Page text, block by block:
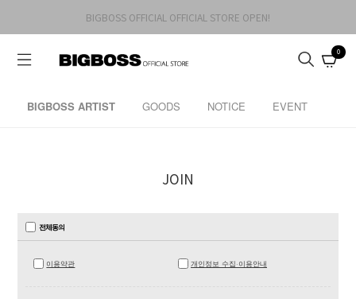
BIGBOSS OFFICIAL OFFICIAL STORE OPEN!
0
BIGBOSS ARTIST GOODS NOTICE EVENT
JOIN
전체동의
이용약관 개인정보 수집·이용안내